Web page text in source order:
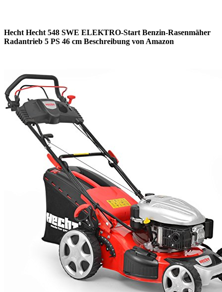
Hecht Hecht 548 SWE ELEKTRO-Start Benzin-Rasenmäher
Radantrieb 5 PS 46 cm Beschreibung von Amazon